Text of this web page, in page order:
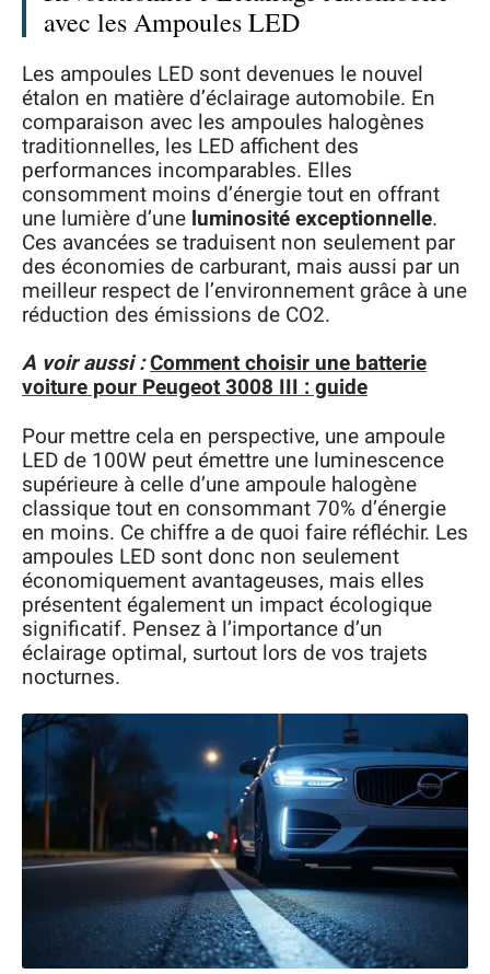
avec les Ampoules LED
Les ampoules LED sont devenues le nouvel
étalon en matière d’éclairage automobile. En
comparaison avec les ampoules halogènes
traditionnelles, les LED affichent des
performances incomparables. Elles
consomment moins d’énergie tout en offrant
une lumière d’une luminosité exceptionnelle.
Ces avancées se traduisent non seulement par
des économies de carburant, mais aussi par un
meilleur respect de l’environnement grâce à une
réduction des émissions de CO2.
A voir aussi :Comment choisir une batterie
voiture pour Peugeot 3008 III : guide
Pour mettre cela en perspective, une ampoule
LED de 100W peut émettre une luminescence
supérieure à celle d’une ampoule halogène
classique tout en consommant 70% d’énergie
en moins. Ce chiffre a de quoi faire réfléchir. Les
ampoules LED sont donc non seulement
économiquement avantageuses, mais elles
présentent également un impact écologique
significatif. Pensez à l’importance d’un
éclairage optimal, surtout lors de vos trajets
nocturnes.